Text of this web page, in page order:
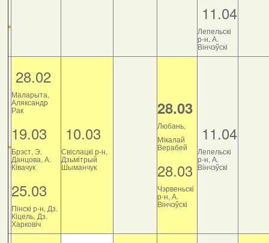
11.04
Лепельскі
р-н, А.
Вінчэўскі
28.02
Маларыта,
Аляксандр
Рак
19.03
Брэст, Э.
Данцова, А.
Ківачук
25.03
Пінскі р-н, Дз.
Кіцель, Дз.
Харковіч
10.03
Свіслацкі р-н,
Дзьмітрый
Шыманчук
28.03
Любань,
Мікалай
Верабей
28.03
Чэрвеньскі
р-н, А.
Вінчэўскі
11.04
Лепельскі
р-н, А.
Вінчэўскі